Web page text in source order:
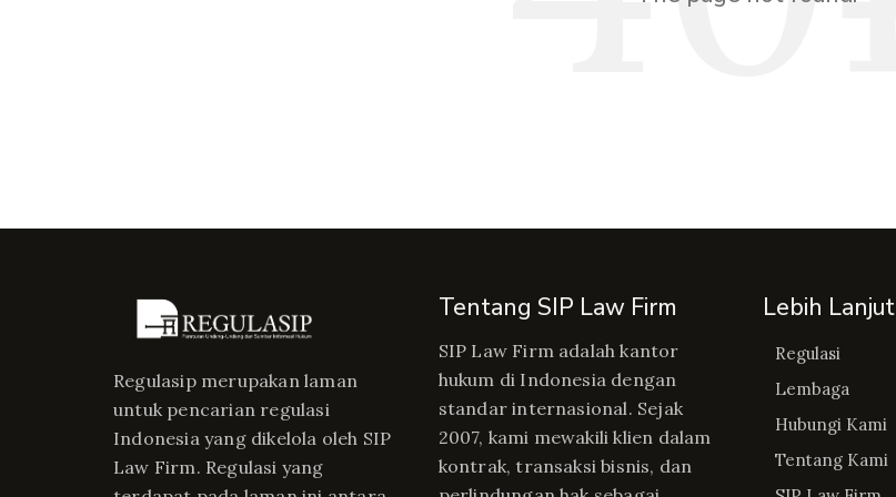
Regulasip merupakan laman
untuk pencarian regulasi
Indonesia yang dikelola oleh SIP
Law Firm. Regulasi yang
Tentang SIP Law Firm
SIP Law Firm adalah kantor
hukum di Indonesia dengan
standar internasional. Sejak
2007, kami mewakili klien dalam
kontrak, transaksi bisnis, dan
Lebih Lanjut
Regulasi
Lembaga
Hubungi Kami
Tentang Kami